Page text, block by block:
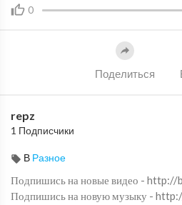
0
Поделиться
repz
1 Подписчики
В Разное
Подпишись на новые видео - http://
Подпишись на новую музыку -